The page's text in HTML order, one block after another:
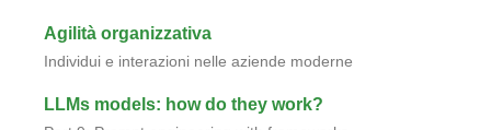
Agilità organizzativa
Individui e interazioni nelle aziende moderne
LLMs models: how do they work?